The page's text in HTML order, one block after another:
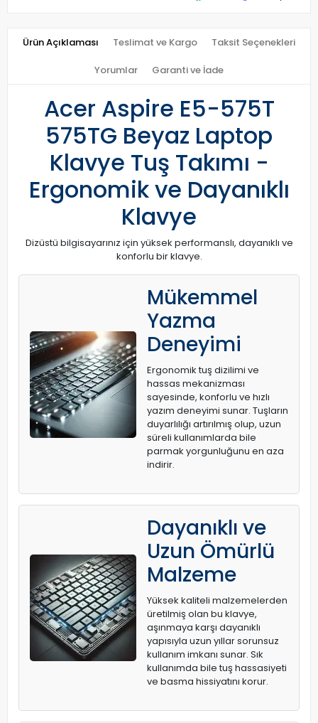
Ürün Açıklaması Teslimat ve Kargo Taksit Seçenekleri
Yorumlar Garanti ve İade
Acer Aspire E5-575T
575TG Beyaz Laptop
Klavye Tuş Takımı -
Ergonomik ve Dayanıklı
Klavye
Dizüstü bilgisayarınız için yüksek performanslı, dayanıklı ve
konforlu bir klavye.
Mükemmel
Yazma
Deneyimi
Ergonomik tuş dizilimi ve
hassas mekanizması
sayesinde, konforlu ve hızlı
yazım deneyimi sunar. Tuşların
duyarlılığı artırılmış olup, uzun
süreli kullanımlarda bile
parmak yorgunluğunu en aza
indirir.
Dayanıklı ve
Uzun Ömürlü
Malzeme
Yüksek kaliteli malzemelerden
üretilmiş olan bu klavye,
aşınmaya karşı dayanıklı
yapısıyla uzun yıllar sorunsuz
kullanım imkanı sunar. Sık
kullanımda bile tuş hassasiyeti
ve basma hissiyatını korur.